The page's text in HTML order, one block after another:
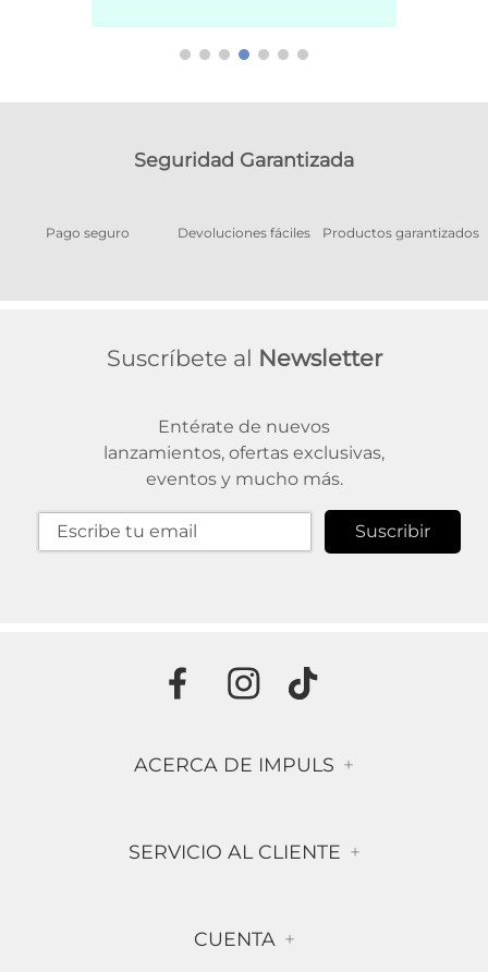
Seguridad Garantizada
Pago seguro Devoluciones fáciles Productos garantizados
Suscríbete al Newsletter
Entérate de nuevos
lanzamientos, ofertas exclusivas,
eventos y mucho más.
Suscribir
ACERCA DE IMPULS +
Contáctanos
SERVICIO AL CLIENTE +
CUENTA +